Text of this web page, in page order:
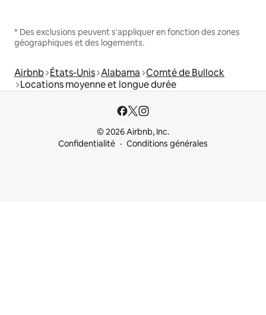
* Des exclusions peuvent s'appliquer en fonction des zones
géographiques et des logements.
Airbnb États-Unis Alabama Comté de Bullock
Locations moyenne et longue durée
© 2026 Airbnb, Inc.
Confidentialité
Conditions générales